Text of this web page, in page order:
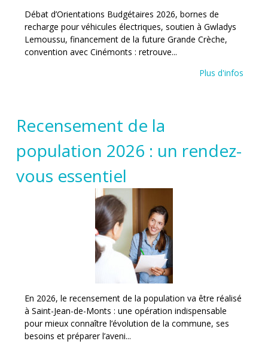
Débat d’Orientations Budgétaires 2026, bornes de
recharge pour véhicules électriques, soutien à Gwladys
Lemoussu, financement de la future Grande Crèche,
convention avec Cinémonts : retrouve...
Plus d'infos
Recensement de la
population 2026 : un rendez-
vous essentiel
En 2026, le recensement de la population va être réalisé
à Saint-Jean-de-Monts : une opération indispensable
pour mieux connaître l’évolution de la commune, ses
besoins et préparer l’aveni...